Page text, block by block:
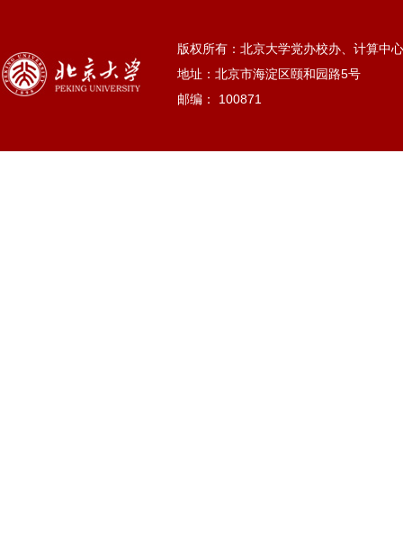
版权所有：北京大学党办校办、计算中心
地址：北京市海淀区颐和园路5号
邮编： 100871